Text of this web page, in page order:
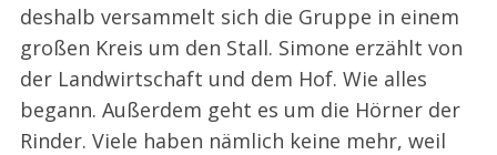
deshalb versammelt sich die Gruppe in einem
großen Kreis um den Stall. Simone erzählt von
der Landwirtschaft und dem Hof. Wie alles
begann. Außerdem geht es um die Hörner der
Rinder. Viele haben nämlich keine mehr, weil